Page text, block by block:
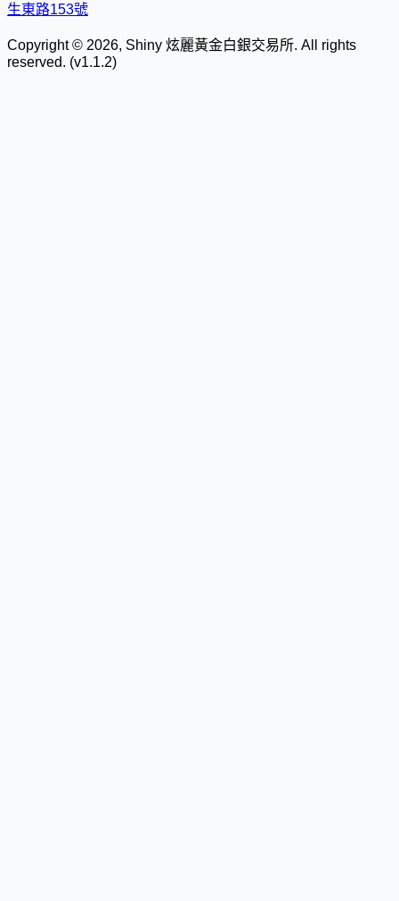
生東路153號
Copyright © 2026, Shiny 炫麗黃金白銀交易所. All rights
reserved. (v1.1.2)